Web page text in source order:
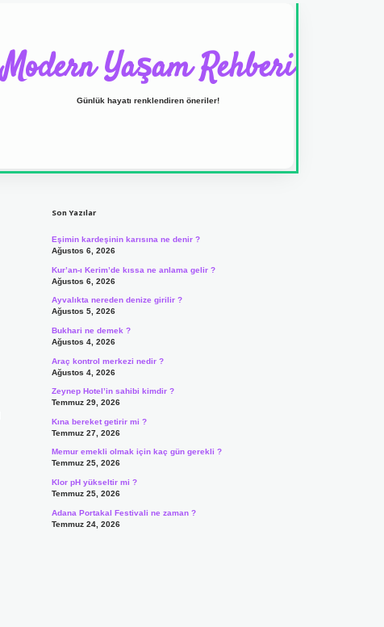
Modern Yaşam Rehberi
Günlük hayatı renklendiren öneriler!
Son Yazılar
Eşimin kardeşinin karısına ne denir ?
Ağustos 6, 2026
Kur’an-ı Kerim’de kıssa ne anlama gelir ?
Ağustos 6, 2026
Ayvalıkta nereden denize girilir ?
Ağustos 5, 2026
Bukhari ne demek ?
Ağustos 4, 2026
Araç kontrol merkezi nedir ?
Ağustos 4, 2026
Zeynep Hotel’in sahibi kimdir ?
Temmuz 29, 2026
Kına bereket getirir mi ?
Temmuz 27, 2026
Memur emekli olmak için kaç gün gerekli ?
Temmuz 25, 2026
Klor pH yükseltir mi ?
Temmuz 25, 2026
Adana Portakal Festivali ne zaman ?
Temmuz 24, 2026
ilbet yeni giriş adresi